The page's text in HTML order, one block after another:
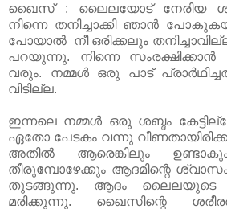
ഖൈസ് : ലൈലയോട് നേരിയ
നിന്നെ തനിച്ചാക്കി ഞാൻ
പോയാൽ നീ ഒരിക്കലും
പറയുന്നു. നിന്നെ സംരക്ഷിക്കാൻ
വരും. നമ്മൾ ഒരു പാട്
വിടില്ല.
ഇന്നലെ നമ്മൾ ഒരു ശബ്ദം
ഏതോ പേടകം വന്നു
അതിൽ ആരെങ്കിലും
തീരുമ്പോഴേക്കും ആദമിന്റെ
തുടങ്ങുന്നു. ആദം ലൈലയുടെ
മരിക്കുന്നു. ഖൈസിന്റെ